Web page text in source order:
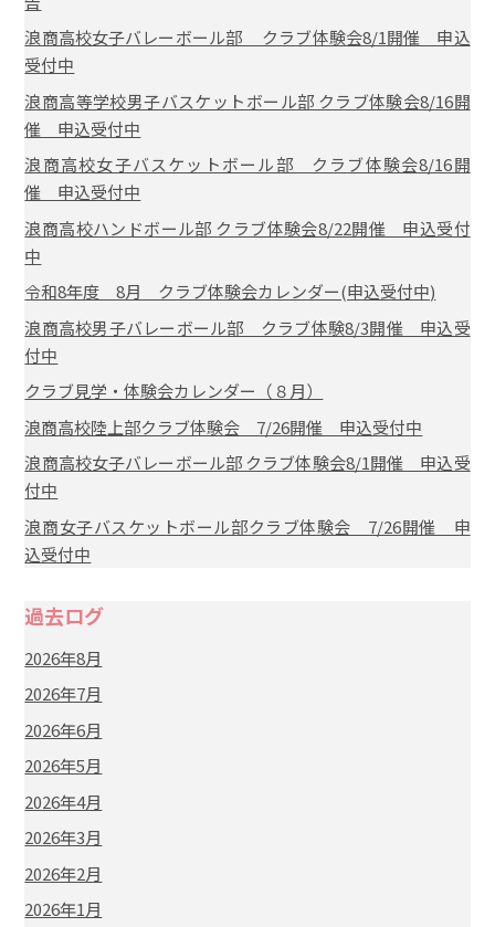
浪商高校女子バレーボール部 クラブ体験会8/1開催 申込
受付中
浪商高等学校男子バスケットボール部 クラブ体験会8/16開
催 申込受付中
浪商高校女子バスケットボール部 クラブ体験会8/16開
催 申込受付中
浪商高校ハンドボール部 クラブ体験会8/22開催 申込受付
中
令和8年度 8月 クラブ体験会カレンダー(申込受付中)
浪商高校男子バレーボール部 クラブ体験8/3開催 申込受
付中
クラブ見学・体験会カレンダー（８月）
浪商高校陸上部クラブ体験会 7/26開催 申込受付中
浪商高校女子バレーボール部 クラブ体験会8/1開催 申込受
付中
浪商女子バスケットボール部クラブ体験会 7/26開催 申
込受付中
過去ログ
2026年8月
2026年7月
2026年6月
2026年5月
2026年4月
2026年3月
2026年2月
2026年1月